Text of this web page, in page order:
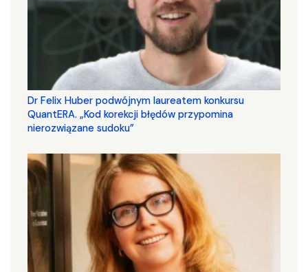
Dr Felix Huber podwójnym laureatem konkursu
QuantERA. „Kod korekcji błędów przypomina
nierozwiązane sudoku”